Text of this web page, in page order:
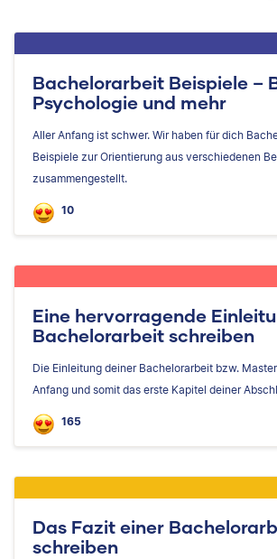
Bachelorarbeit Beispiele –
Psychologie und mehr
Aller Anfang ist schwer. Wir haben für dich
Beispiele zur Orientierung aus verschiedenen
zusammengestellt.
10
Eine hervorragende
Bachelorarbeit schreiben
Die Einleitung deiner Bachelorarbeit bzw.
Anfang und somit das erste Kapitel deiner
165
Das Fazit einer
schreiben